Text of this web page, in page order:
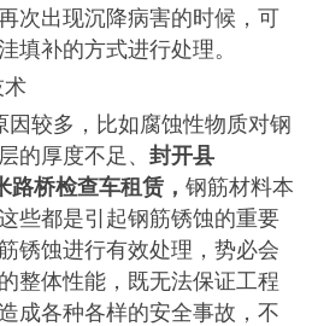
次出现沉降病害的时候，可
填补的方式进行处理。
术
因较多，比如腐蚀性物质对钢
的厚度不足、 封开县
路桥检查车租赁 ， 钢筋材料本
些都是引起钢筋锈蚀的重要
锈蚀进行有效处理，势必会
整体性能，既无法保证工程
成各种各样的安全事故，不